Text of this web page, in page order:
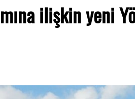
ilişkin yeni